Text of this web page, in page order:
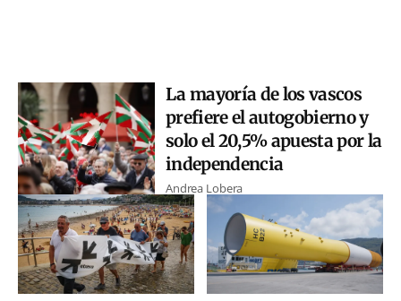
La mayoría de los vascos
prefiere el autogobierno y
solo el 20,5% apuesta por la
independencia
Andrea Lobera